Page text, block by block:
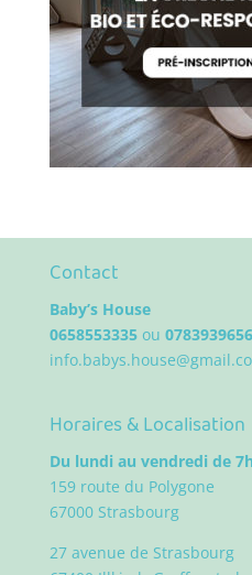
Contact
Baby’s House
0658553335 ou 0783939656
Horaires & Localisation
Du lundi au vendredi de
159 route du Polygone
67000 Strasbourg
27 avenue de Strasbourg